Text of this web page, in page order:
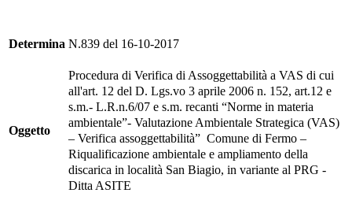
Determina N.839 del 16-10-2017
Oggetto
Procedura di Verifica di Assoggettabilità a VAS di cui
all'art. 12 del D. Lgs.vo 3 aprile 2006 n. 152, art.12 e
s.m.- L.R.n.6/07 e s.m. recanti “Norme in materia
ambientale”- Valutazione Ambientale Strategica (VAS)
– Verifica assoggettabilità” Comune di Fermo –
Riqualificazione ambientale e ampliamento della
discarica in località San Biagio, in variante al PRG -
Ditta ASITE